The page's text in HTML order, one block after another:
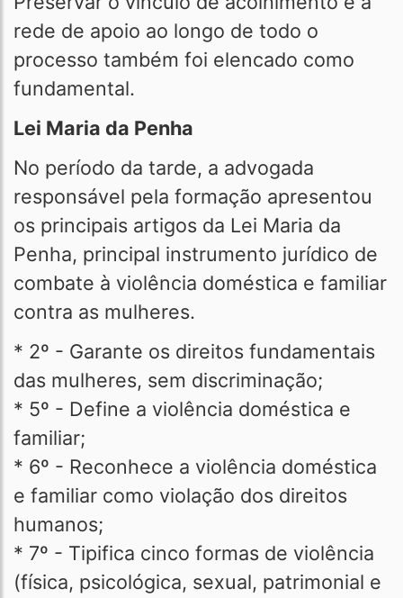
rede de apoio ao longo de todo o
processo também foi elencado como
fundamental.
Lei Maria da Penha
No período da tarde, a advogada
responsável pela formação apresentou
os principais artigos da Lei Maria da
Penha, principal instrumento jurídico de
combate à violência doméstica e familiar
contra as mulheres.
* 2º - Garante os direitos fundamentais
das mulheres, sem discriminação;
* 5º - Define a violência doméstica e
familiar;
* 6º - Reconhece a violência doméstica
e familiar como violação dos direitos
humanos;
* 7º - Tipifica cinco formas de violência
(física, psicológica, sexual, patrimonial e